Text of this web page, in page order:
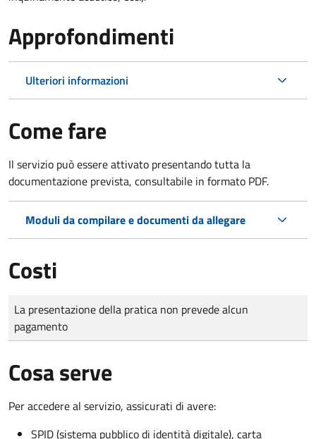
Approfondimenti
Ulteriori informazioni
Come fare
Il servizio può essere attivato presentando tutta la
documentazione prevista, consultabile in formato PDF.
Moduli da compilare e documenti da allegare
Costi
Tipo di pagamento
Importo
La presentazione della pratica non prevede alcun
pagamento
Cosa serve
Per accedere al servizio, assicurati di avere:
SPID (sistema pubblico di identità digitale), carta